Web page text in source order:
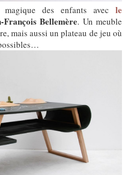
magique des enfants avec le
François Bellemère. Un meuble
mais aussi un plateau de jeu où